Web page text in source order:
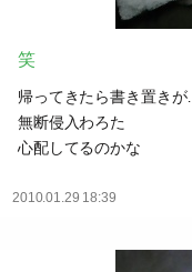
笑
帰ってきたら書き置きが
無断侵入わろた
心配してるのかな
2010.01.29 18:39